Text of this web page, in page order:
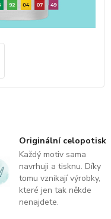
Originální celopotisk
Každý motiv sama
navrhuji a tisknu. Díky
tomu vznikají výrobky,
které jen tak někde
nenajdete.